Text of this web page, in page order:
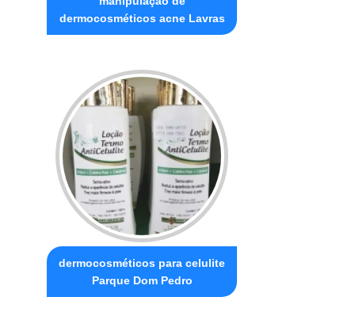
dermocosméticos acne Lavras
dermocosméticos para celulite
Parque Dom Pedro